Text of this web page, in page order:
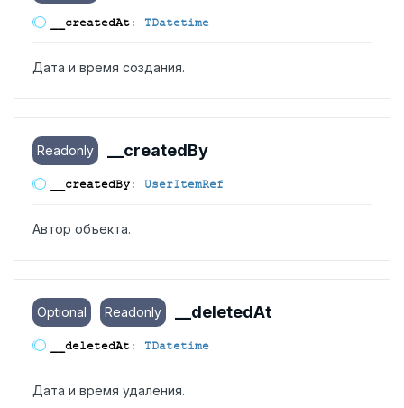
__createdAt: TDatetime
Дата и время создания.
Readonly __createdBy
__createdBy: UserItemRef
Автор объекта.
Optional Readonly __deletedAt
__deletedAt: TDatetime
Дата и время удаления.